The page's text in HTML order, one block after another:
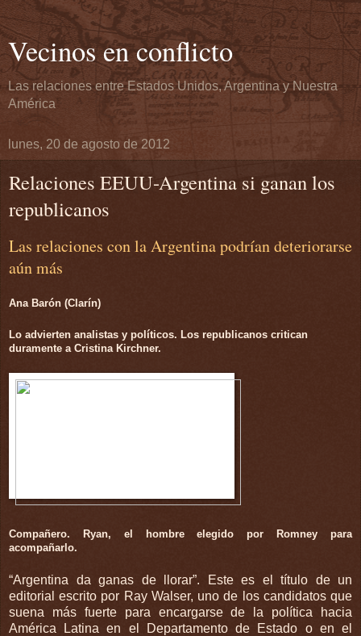
Vecinos en conflicto
Las relaciones entre Estados Unidos, Argentina y Nuestra
América
lunes, 20 de agosto de 2012
Relaciones EEUU-Argentina si ganan los
republicanos
Las relaciones con la Argentina podrían deteriorarse
aún más
Ana Barón (Clarín)
Lo advierten analistas y políticos. Los republicanos critican
duramente a Cristina Kirchner.
Compañero. Ryan, el hombre elegido por Romney para
acompañarlo.
“Argentina da ganas de llorar”. Este es el título de un
editorial escrito por Ray Walser, uno de los candidatos que
suena más fuerte para encargarse de la política hacia
América Latina en el Departamento de Estado o en el